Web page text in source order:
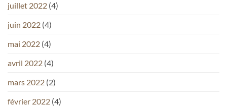
juillet 2022 (4)
juin 2022 (4)
mai 2022 (4)
avril 2022 (4)
mars 2022 (2)
février 2022 (4)